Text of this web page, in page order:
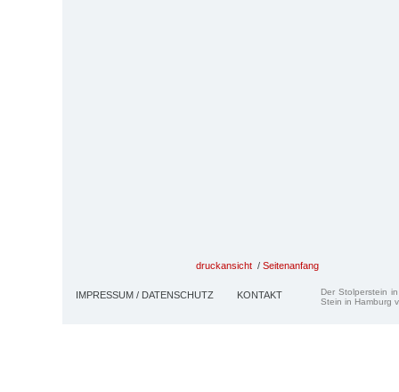
druckansicht / Seitenanfang
IMPRESSUM / DATENSCHUTZ KONTAKT
Der Stolperstein
Stein in Hamburg